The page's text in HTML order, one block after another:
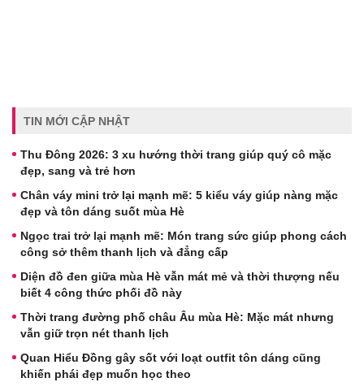
TIN MỚI CẬP NHẬT
Thu Đông 2026: 3 xu hướng thời trang giúp quý cô mặc
đẹp, sang và trẻ hơn
Chân váy mini trở lại mạnh mẽ: 5 kiểu váy giúp nàng mặc
đẹp và tôn dáng suốt mùa Hè
Ngọc trai trở lại mạnh mẽ: Món trang sức giúp phong cách
công sở thêm thanh lịch và đẳng cấp
Diện đồ đen giữa mùa Hè vẫn mát mẻ và thời thượng nếu
biết 4 công thức phối đồ này
Thời trang đường phố châu Âu mùa Hè: Mặc mát nhưng
vẫn giữ trọn nét thanh lịch
Quan Hiểu Đồng gây sốt với loạt outfit tôn dáng cũng
khiến phái đẹp muốn học theo